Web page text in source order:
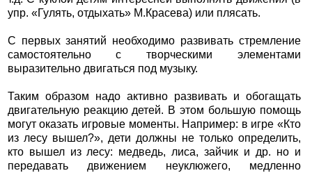
упр. «Гулять, отдыхать» М.Красева) или плясать.
С первых занятий необходимо развивать стремление
самостоятельно с творческими элементами
выразительно двигаться под музыку.
Таким образом надо активно развивать и обогащать
двигательную реакцию детей. В этом большую помощь
могут оказать игровые моменты. Например: в игре «Кто
из лесу вышел?», дети должны не только определить,
кто вышел из лесу: медведь, лиса, зайчик и др. но и
передавать движением неуклюжего, медленно